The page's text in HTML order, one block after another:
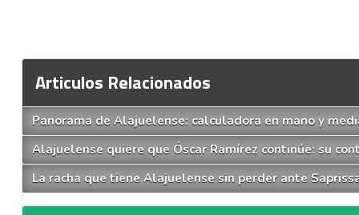
Articulos Relacionados
Panorama de Alajuelense: calculadora en mano y
Alajuelense quiere que Óscar Ramírez continúe: su
La racha que tiene Alajuelense sin perder ante